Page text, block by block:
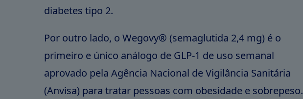
diabetes tipo 2.
Por outro lado, o Wegovy® (semaglutida 2,4 mg) é o
primeiro e único análogo de GLP-1 de uso semanal
aprovado pela Agência Nacional de Vigilância Sanitária
(Anvisa) para tratar pessoas com obesidade e sobrepeso.